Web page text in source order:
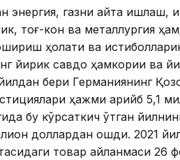
энергия, газни қайта ишлаш,
тоғ-кон ва металлургия
ҳолати ва
йирик савдо ҳамкории ва
бери Германиянинг
ҳажми қарийб 5,1
бу кўрсаткич ўтган
доллардан ошди. 2021
товар айланмаси 26